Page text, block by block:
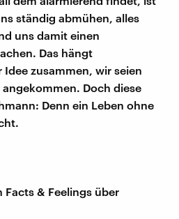
ständig abmühen, alles
uns damit einen
Das hängt
zusammen, wir seien
Doch diese
Denn ein Leben ohne
Facts & Feelings über